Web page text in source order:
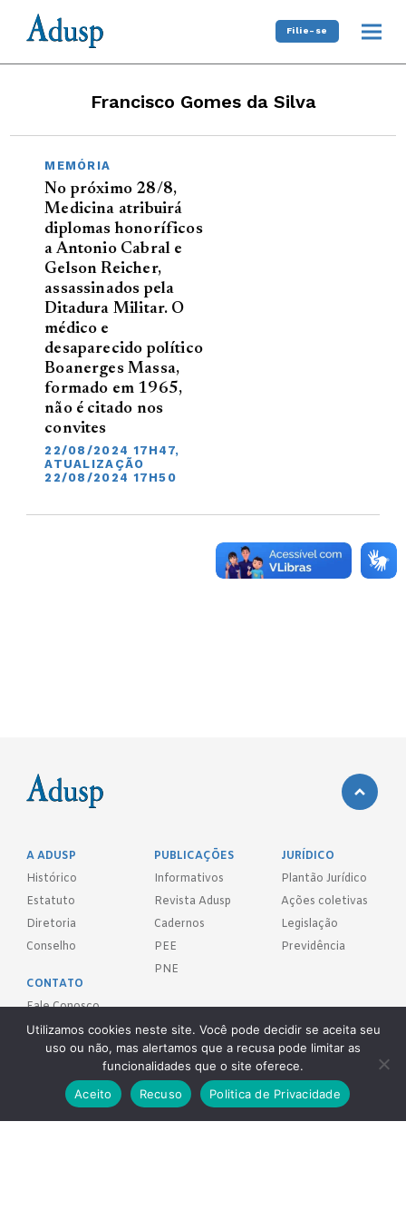
Filie-se
Francisco Gomes da Silva
MEMÓRIA
No próximo 28/8,
Medicina atribuirá
diplomas honoríficos
a Antonio Cabral e
Gelson Reicher,
assassinados pela
Ditadura Militar. O
médico e
desaparecido político
Boanerges Massa,
formado em 1965,
não é citado nos
convites
22/08/2024 17H47,
ATUALIZAÇÃO
22/08/2024 17H50
A ADUSP
Histórico
Estatuto
Diretoria
Conselho
PUBLICAÇÕES
Informativos
Revista Adusp
Cadernos
PEE
PNE
JURÍDICO
Plantão Jurídico
Ações coletivas
Legislação
Previdência
CONTATO
Fale Conosco
FILIE-SE!
REDES SOCIAIS
Utilizamos cookies neste site. Você pode decidir se aceita seu
uso ou não, mas alertamos que a recusa pode limitar as
funcionalidades que o site oferece.
Aceito
Recuso Politica de Privacidade